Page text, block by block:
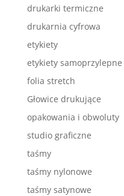
drukarki termiczne
drukarnia cyfrowa
etykiety
etykiety samoprzylepne
folia stretch
Głowice drukujące
opakowania i obwoluty
studio graficzne
taśmy
taśmy nylonowe
taśmy satynowe